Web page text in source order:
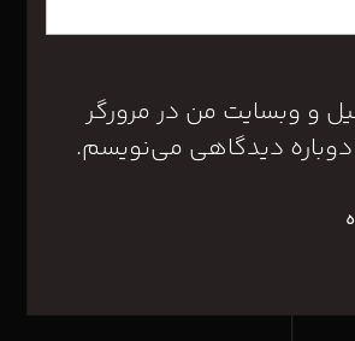
و وبسایت من در مرورگر
دوباره دیدگاهی می‌نویسم.